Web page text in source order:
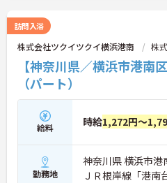
訪問入浴
株式会社ツクイツクイ横浜港南 株
【神奈川県／横浜市港
（パート）
給料 時給1,272円～
勤務地
神奈川県 横浜市
ＪＲ根岸線「港南